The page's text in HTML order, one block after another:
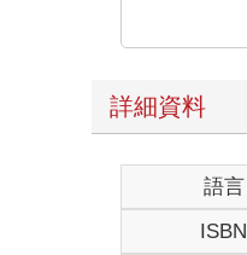
詳細資料
語言
ISBN